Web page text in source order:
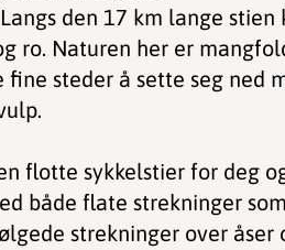
den 17 km lange stien
ro. Naturen her er
steder å sette seg ned
flotte sykkelstier for deg
både flate strekninger som
strekninger over åser